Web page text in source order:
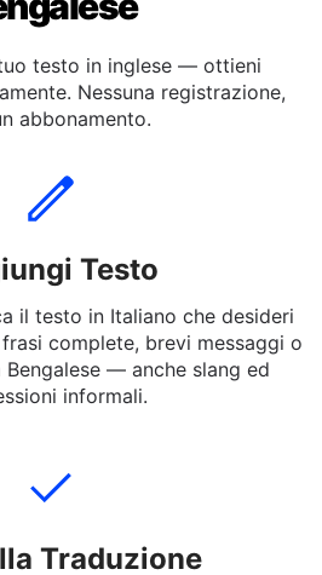
Italiano in
testo in inglese — ottieni
abbonamento.
Testo
il testo in Italiano che desideri
complete, brevi messaggi o